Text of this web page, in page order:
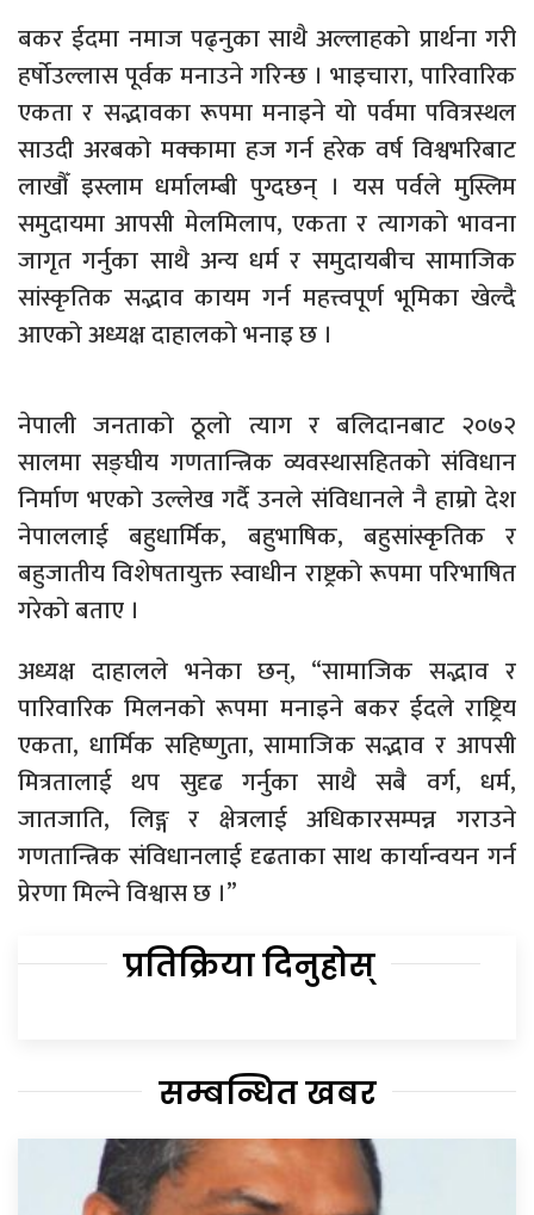
बकर ईदमा नमाज पढ्नुका साथै अल्लाहको प्रार्थना गरी
हर्षोउल्लास पूर्वक मनाउने गरिन्छ । भाइचारा, पारिवारिक
एकता र सद्भावका रूपमा मनाइने यो पर्वमा पवित्रस्थल
साउदी अरबको मक्कामा हज गर्न हरेक वर्ष विश्वभरिबाट
लाखौँ इस्लाम धर्मालम्बी पुग्दछन् । यस पर्वले मुस्लिम
समुदायमा आपसी मेलमिलाप, एकता र त्यागको भावना
जागृत गर्नुका साथै अन्य धर्म र समुदायबीच सामाजिक
सांस्कृतिक सद्भाव कायम गर्न महत्त्वपूर्ण भूमिका खेल्दै
आएको अध्यक्ष दाहालको भनाइ छ ।
नेपाली जनताको ठूलो त्याग र बलिदानबाट २०७२
सालमा सङ्घीय गणतान्त्रिक व्यवस्थासहितको संविधान
निर्माण भएको उल्लेख गर्दै उनले संविधानले नै हाम्रो देश
नेपाललाई बहुधार्मिक, बहुभाषिक, बहुसांस्कृतिक र
बहुजातीय विशेषतायुक्त स्वाधीन राष्ट्रको रूपमा परिभाषित
गरेको बताए ।
अध्यक्ष दाहालले भनेका छन्, “सामाजिक सद्भाव र
पारिवारिक मिलनको रूपमा मनाइने बकर ईदले राष्ट्रिय
एकता, धार्मिक सहिष्णुता, सामाजिक सद्भाव र आपसी
मित्रतालाई थप सुदृढ गर्नुका साथै सबै वर्ग, धर्म,
जातजाति, लिङ्ग र क्षेत्रलाई अधिकारसम्पन्न गराउने
गणतान्त्रिक संविधानलाई दृढताका साथ कार्यान्वयन गर्न
प्रेरणा मिल्ने विश्वास छ ।”
प्रतिक्रिया दिनुहोस्
सम्बन्धित खबर